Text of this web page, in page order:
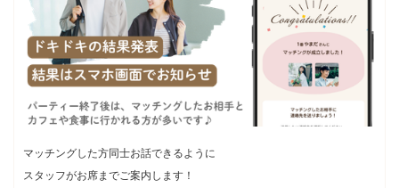
マッチングした方同士お話できるように
スタッフがお席までご案内します！